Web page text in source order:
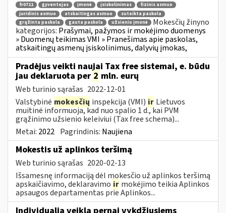
fr0711 gyventojas įmonė įsiskolinimas
fizinis asmuo
juridinis asmuo
atskaitingas asmuo
suteikta paskola
grąžinta paskola
gauta paskola užsienio įmonė
Mokesčių žinyno
kategorijos: Prašymai, pažymos ir mokėjimo duomenys
» Duomenų teikimas VMI » Pranešimas apie paskolas,
atskaitingų asmenų įsiskolinimus, dalyvių įmokas,
Pradėjus veikti naujai Tax free sistemai, e. būdu
jau deklaruota per 2 mln. eurų
Web turinio sąrašas 2022-12-01
Valstybinė mokesčių inspekcija (VMI) ir Lietuvos
muitinė informuoja, kad nuo spalio 1 d., kai PVM
grąžinimo užsienio keleiviui (Tax free schema)...
Metai: 2022 Pagrindinis: Naujiena
Mokestis už aplinkos teršimą
Web turinio sąrašas 2020-02-13
Išsamesnę informaciją dėl mokesčio už aplinkos teršimą
apskaičiavimo, deklaravimo ir mokėjimo teikia Aplinkos
apsaugos departamentas prie Aplinkos...
Individualią veiklą pernai vykdžiusiems